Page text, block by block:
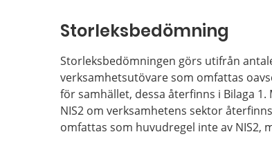
Storleksbedömning
Storleksbedömningen görs utifrån
verksamhetsutövare som omfattas
för samhället, dessa återfinns i Bilaga
NIS2 om verksamhetens sektor
omfattas som huvudregel inte av NIS2,